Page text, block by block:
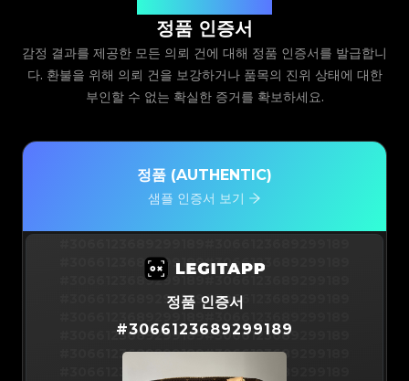
정품 인증서
감정 결과를 제공한 모든 의뢰 건에 대해 정품 인증서를 발급합니
다. 환불을 위해 의뢰 건을 보강하거나 품목의 진위 상태에 대한
부인할 수 없는 확실한 증거를 확보하세요.
정품 (AUTHENTIC)
샘플 인증서 보기
#3066123689299189#3066123689299189
#3066123689299189#3066123689299189
#3066123689299189#3066123689299189
#3066123689299189#3066123689299189
#3066123689299189#3066123689299189
정품 인증서
#3066123689299189